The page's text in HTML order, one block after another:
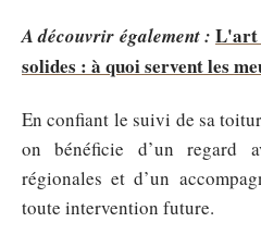
A découvrir également : L'art
solides : à quoi servent les
En confiant le suivi de sa
on bénéficie d’un regard
régionales et d’un
toute intervention future.